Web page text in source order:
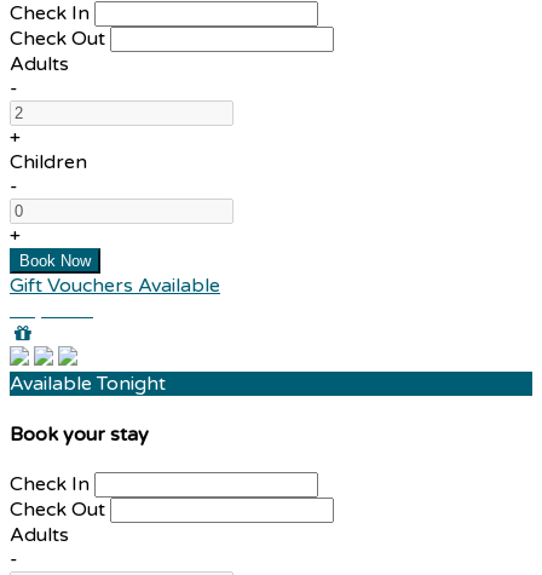
Check In
Check Out
Adults
-
+
Children
-
+
Gift Vouchers Available
Available Tonight
Book your stay
Check In
Check Out
Adults
-